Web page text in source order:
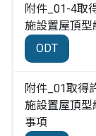
附件_01-4取
施設置屋頂型
ODT
附件_01取得
施設置屋頂型
事項